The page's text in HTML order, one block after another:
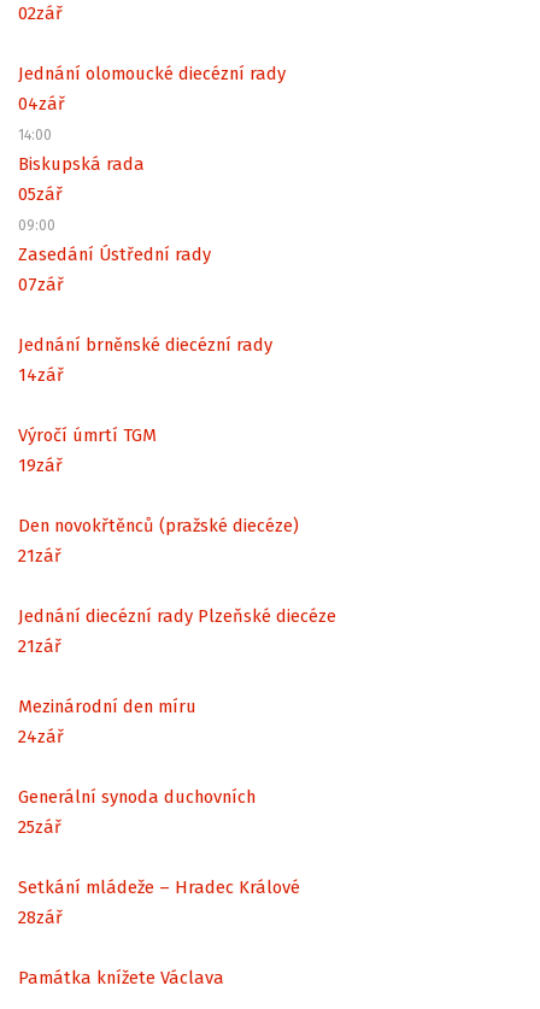
02zář
Jednání olomoucké diecézní rady
04zář
14:00
Biskupská rada
05zář
09:00
Zasedání Ústřední rady
07zář
Jednání brněnské diecézní rady
14zář
Výročí úmrtí TGM
19zář
Den novokřtěnců (pražské diecéze)
21zář
Jednání diecézní rady Plzeňské diecéze
21zář
Mezinárodní den míru
24zář
Generální synoda duchovních
25zář
Setkání mládeže – Hradec Králové
28zář
Památka knížete Václava